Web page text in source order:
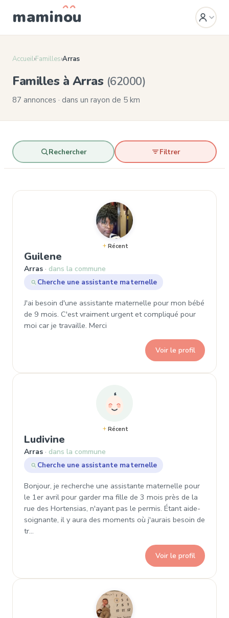
maminou
Accueil›Familles›Arras
Familles à Arras (62000)
87 annonces · dans un rayon de 5 km
Rechercher Filtrer
Récent
Guilene
Arras dans la commune
Cherche une assistante maternelle
J'ai besoin d'une assistante maternelle pour mon bébé
de 9 mois. C'est vraiment urgent et compliqué pour
moi car je travaille. Merci
Voir le profil
Récent
Ludivine
Arras dans la commune
Cherche une assistante maternelle
Bonjour, je recherche une assistante maternelle pour
le 1er avril pour garder ma fille de 3 mois près de la
rue des Hortensias, n'ayant pas le permis. Étant aide-
soignante, il y aura des moments où j'aurais besoin de
tr…
Voir le profil